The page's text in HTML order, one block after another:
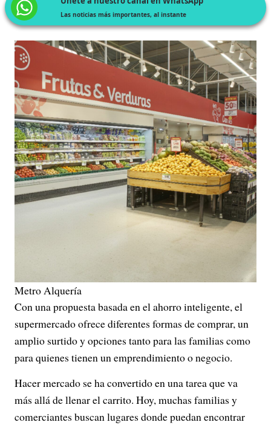
Las noticias más importantes, al instante
Metro Alquería
Con una propuesta basada en el ahorro inteligente, el
supermercado ofrece diferentes formas de comprar, un
amplio surtido y opciones tanto para las familias como
para quienes tienen un emprendimiento o negocio.
Hacer mercado se ha convertido en una tarea que va
más allá de llenar el carrito. Hoy, muchas familias y
comerciantes buscan lugares donde puedan encontrar